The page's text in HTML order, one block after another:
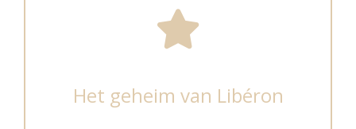
Het geheim van Libéron